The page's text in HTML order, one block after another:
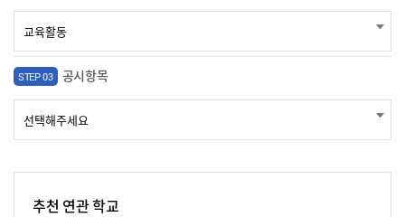
STEP 03 공시항목
추천 연관 학교